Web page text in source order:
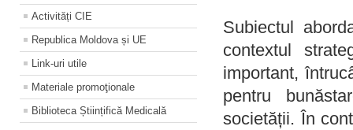
Activități CIE
Republica Moldova și UE
Link-uri utile
Materiale promoţionale
Biblioteca Științifică Medicală
Subiectul
contextul
important,
pentru
societății. În